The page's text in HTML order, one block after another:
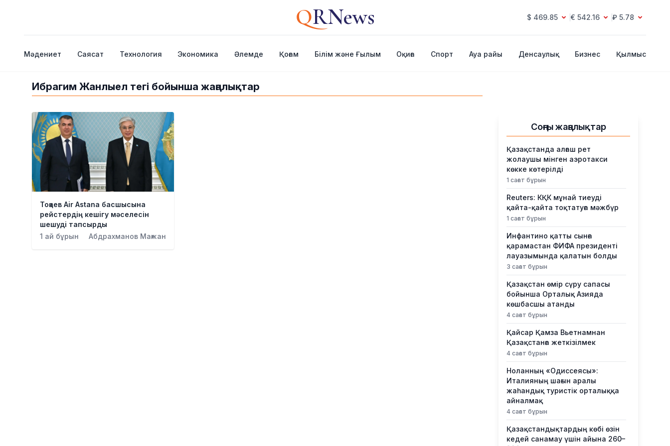
QRNews $ 469.85 € 542.16 ₽ 5.78
Мәдениет Саясат Технология Экономика Әлемде Қоғам Білім және Ғылым Оқиға Спорт Ауа райы Денсаулық Бизнес Қылмыс
Ибрагим Жанлыел тегі бойынша жаңалықтар
Тоқаев Air Astana басшысына
рейстердің кешігу мәселесін
шешуді тапсырды
1 ай бұрын
Абдрахманов Мағжан
Соңғы жаңалықтар
Қазақстанда алғаш рет
жолаушы мінген аэротакси
көкке көтерілді
1 сағат бұрын
Reuters: КҚК мұнай тиеуді
қайта-қайта тоқтатуға мәжбүр
1 сағат бұрын
Инфантино қатты сынға
қарамастан ФИФА президенті
лауазымында қалатын болды
3 сағат бұрын
Қазақстан өмір сүру сапасы
бойынша Орталық Азияда
көшбасшы атанды
4 сағат бұрын
Қайсар Қамза Вьетнамнан
Қазақстанға жеткізілмек
4 сағат бұрын
Ноланның «Одиссеясы»:
Италияның шағын аралы
жаһандық туристік орталыққа
айналмақ
4 сағат бұрын
Қазақстандықтардың көбі өзін
кедей санамау үшін айына 260–